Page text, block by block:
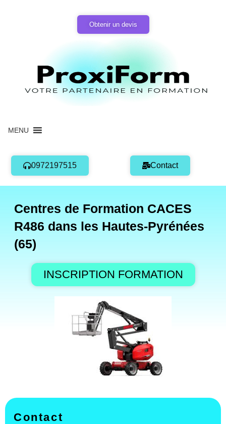
Obtenir un devis
MENU
0972197515 Contact
Centres de Formation CACES
R486 dans les Hautes-Pyrénées
(65)
INSCRIPTION FORMATION
Contact